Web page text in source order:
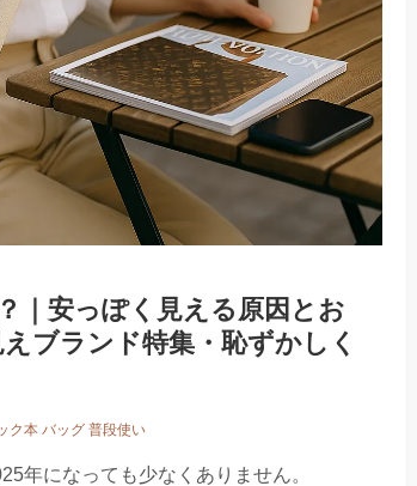
｜安っぽく見える原因とお
ブランド特集・恥ずかしく
ク本 バッグ 普段使い
年になっても少なくありません。